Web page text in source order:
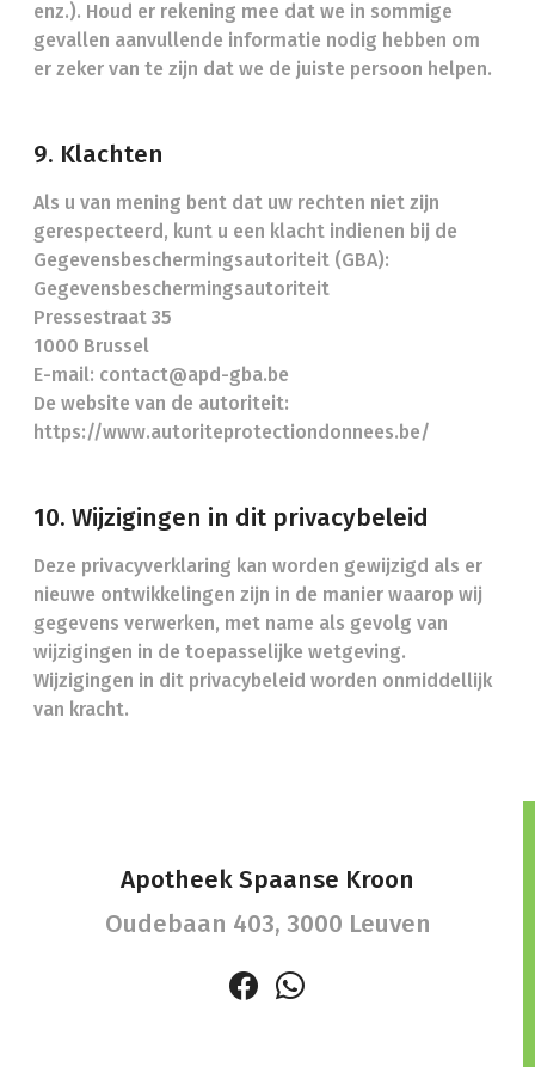
enz.). Houd er rekening mee dat we in sommige
gevallen aanvullende informatie nodig hebben om
er zeker van te zijn dat we de juiste persoon helpen.
9. Klachten
Als u van mening bent dat uw rechten niet zijn
gerespecteerd, kunt u een klacht indienen bij de
Gegevensbeschermingsautoriteit (GBA):
Gegevensbeschermingsautoriteit
Pressestraat 35
1000 Brussel
E-mail: contact@apd-gba.be
De website van de autoriteit:
https://www.autoriteprotectiondonnees.be/
10. Wijzigingen in dit privacybeleid
Deze privacyverklaring kan worden gewijzigd als er
nieuwe ontwikkelingen zijn in de manier waarop wij
gegevens verwerken, met name als gevolg van
wijzigingen in de toepasselijke wetgeving.
Wijzigingen in dit privacybeleid worden onmiddellijk
van kracht.
Apotheek Spaanse Kroon
Oudebaan 403, 3000 Leuven